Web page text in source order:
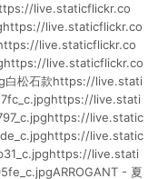
live.staticflickr.co
live.staticflickr.co
live.staticflickr.co
live.staticflickr.co
白松石款https://live.stati
live.stati
live.static
live.static
live.stati
- 夏